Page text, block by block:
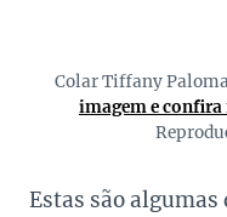
Colar Tiffany
imagem e confira
Estas são algumas